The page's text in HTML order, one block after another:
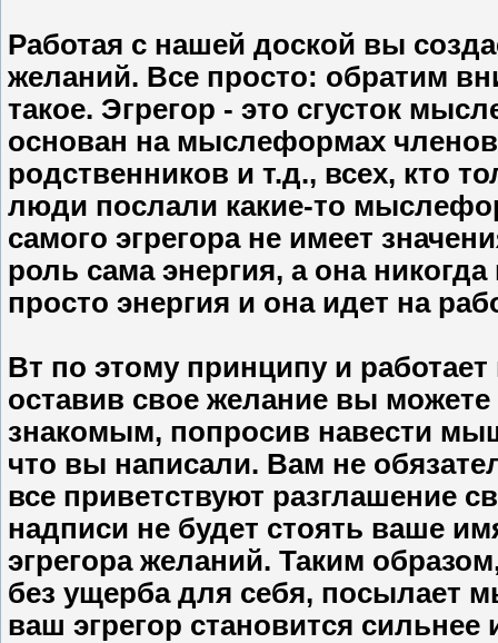
Работая с нашей доской вы
желаний. Все просто: обратим
такое. Эгрегор - это сгусток
основан на мыслеформах
родственников и т.д., всех, кто
люди послали какие-то
самого эгрегора не имеет
роль сама энергия, а она
просто энергия и она идет на
Вт по этому принципу и
оставив свое желание вы
знакомым, попросив навести
что вы написали. Вам не
все приветствуют разглашение
надписи не будет стоять ваше
эгрегора желаний. Таким
без ущерба для себя, посылает
ваш эгрегор становится